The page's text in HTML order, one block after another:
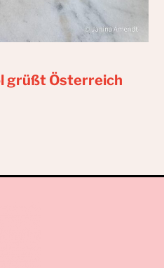
grüßt Österreich